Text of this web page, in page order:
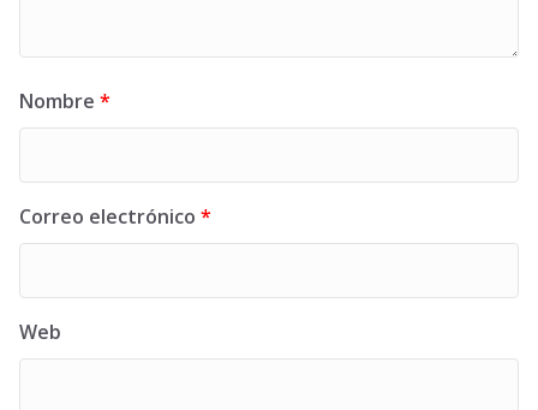
Nombre *
Correo electrónico *
Web